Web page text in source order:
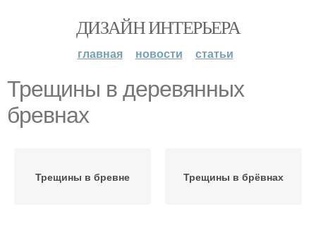
ДИЗАЙН ИНТЕРЬЕРА
главная новости статьи
Трещины в деревянных
бревнах
Трещины в бревне Трещины в брёвнах